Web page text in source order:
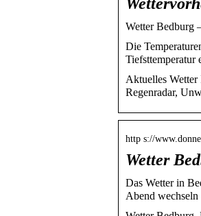
Wetter Bedburg
Die
Aktuelles
Regenradar,
http s://
Wetter
Das Wetter in
Abend